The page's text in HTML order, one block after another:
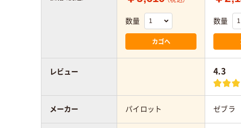
数量
カゴへ
数量
レビュー 4.3
メーカー パイロット ゼブラ